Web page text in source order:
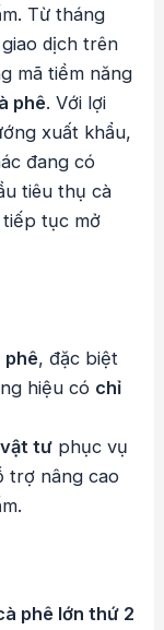
Từ tháng
dịch trên
mã tiềm năng
phê. Với lợi
xuất khẩu,
đang có
tiêu thụ cà
tục mở
phê, đặc biệt
hiệu có chỉ
vật tư phục vụ
trợ nâng cao
phê lớn thứ 2